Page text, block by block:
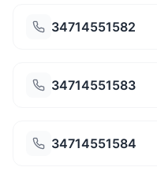
34714551582
34714551583
34714551584